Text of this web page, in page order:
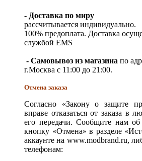
- Доставка по миру
рассчитывается индивидуально.
100% предоплата. Доставка
службой EMS
- Самовывоз из магазина по
г.Москва с 11:00 до 21:00.
Отмена заказа
Согласно «Закону о защите
вправе отказаться от заказа в
его передачи. Сообщите нам
кнопку «Отмена» в разделе
аккаунте на www.modbrand.ru,
телефонам: